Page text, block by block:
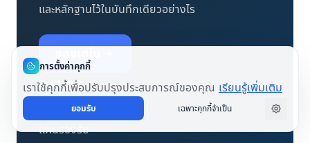
และหลักฐานไว้ในบันทึกเดียวอย่างไร
ดูราคา
ดูขอบเขตแผน โควตา และขนาดการใช้งานที่แต่ละ
แผนรองรับ
การตั้งค่าคุกกี้
เราใช้คุกกี้เพื่อปรับปรุงประสบการณ์ของคุณ เรียนรู้เพิ่มเติม
ยอมรับ เฉพาะคุกกี้จำเป็น